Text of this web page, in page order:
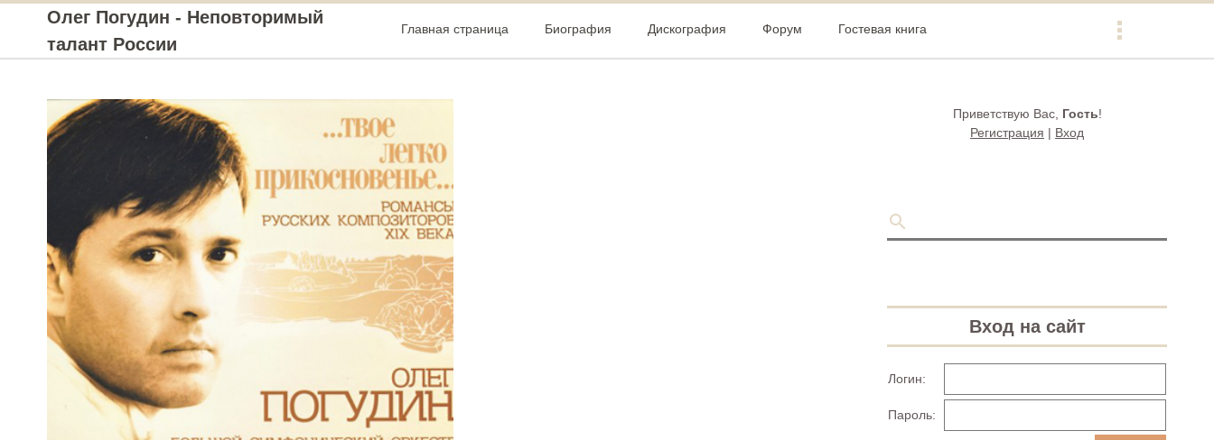
Олег Погудин - Неповторимый
талант России
Главная страница Биография Дискография Форум Гостевая книга
Приветствую Вас, Гость!
Регистрация | Вход
Вход на сайт
Логин:
Пароль: